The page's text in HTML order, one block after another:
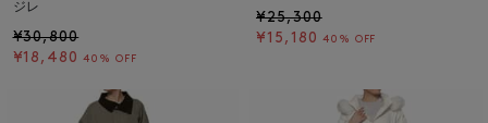
ジレ
¥30,800
¥18,480 40% OFF
¥25,300
¥15,180 40% OFF